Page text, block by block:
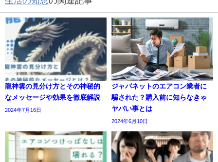
龍神雲の見分け方とその神秘的
なメッセージや効果を徹底解説
2024年7月16日
ジャパネットのエアコン業者に
騙された？購入前に知らなきゃ
ヤバい事とは
2024年6月10日